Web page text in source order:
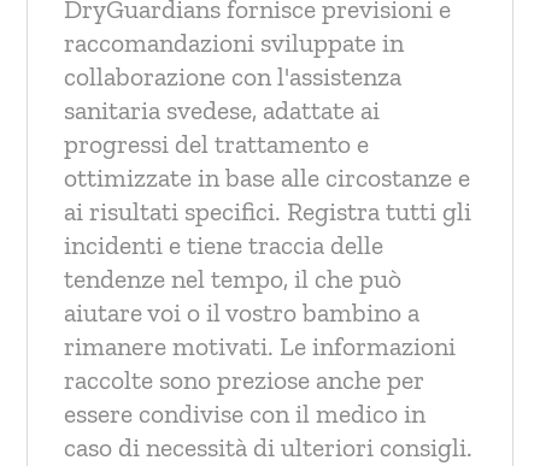
DryGuardians fornisce previsioni e
raccomandazioni sviluppate in
collaborazione con l'assistenza
sanitaria svedese, adattate ai
progressi del trattamento e
ottimizzate in base alle circostanze e
ai risultati specifici. Registra tutti gli
incidenti e tiene traccia delle
tendenze nel tempo, il che può
aiutare voi o il vostro bambino a
rimanere motivati. Le informazioni
raccolte sono preziose anche per
essere condivise con il medico in
caso di necessità di ulteriori consigli.